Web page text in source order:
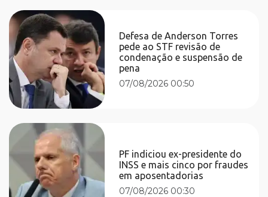
Defesa de Anderson Torres
pede ao STF revisão de
condenação e suspensão de
pena
07/08/2026 00:50
PF indiciou ex-presidente do
INSS e mais cinco por fraudes
em aposentadorias
07/08/2026 00:30